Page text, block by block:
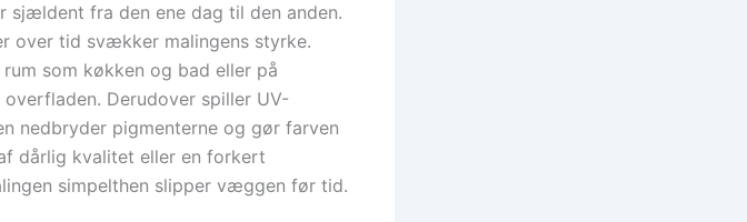
sjældent fra den ene dag til den anden.
over tid svækker malingens styrke.
som køkken og bad eller på
Derudover spiller UV-
nedbryder pigmenterne og gør farven
dårlig kvalitet eller en forkert
simpelthen slipper væggen før tid.